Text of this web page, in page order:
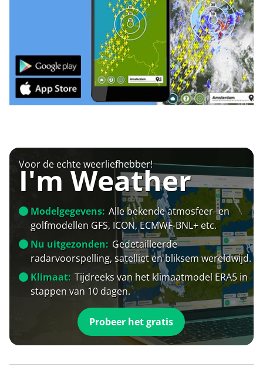
Voor de echte weerliefhebber!
I'm Weather
Modelgegevens: Alle bekende atmosfeer- en
golfmodellen GFS, ICON, ECMWF-BNL+ etc.
Nu uitgezonden: Gedetailleerde
radarvoorspelling, satelliet en bliksem wereldwijd.
Klimaat: Tijdreeks van het klimaatmodel ERA5 in
stappen van 10 dagen.
Probeer het gratis